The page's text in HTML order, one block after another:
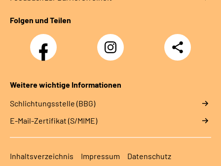
Folgen und Teilen
Facebook Instagram
Teilen
Weitere wichtige Informationen
Schlichtungsstelle (BBG)
E-Mail-Zertifikat (S/MIME)
Inhaltsverzeichnis Impressum Datenschutz